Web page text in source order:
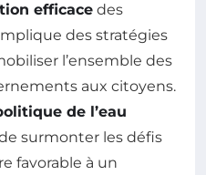
efficace des
des stratégies
l’ensemble des
aux citoyens.
de l’eau
surmonter les défis
favorable à un